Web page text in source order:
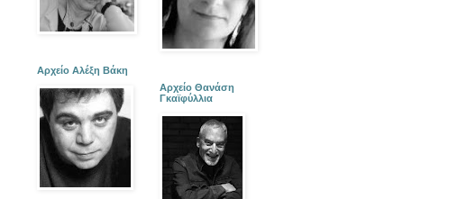
Αρχείο Αλέξη Βάκη
Αρχείο Θανάση
Γκαϊφύλλια